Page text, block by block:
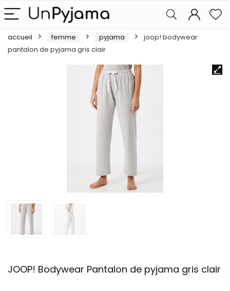
accueil femme pyjama
joop! bodywear
pantalon de pyjama gris clair
JOOP! Bodywear Pantalon de pyjama gris clair